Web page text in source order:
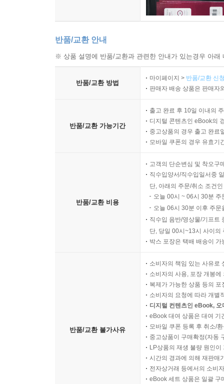
반품/교환 안내
※ 상품 설명에 반품/교환과 관련한 안내가 있는경우 아
반품/교환 방법
마이페이지 > 반품/교환 신
판매자 배송 상품은 판매자
반품/교환 가능기간
출고 완료 후 10일 이내의
디지털 콘텐츠인 eBook의
중고상품의 경우 출고 완료
모바일 쿠폰의 경우 유효기
반품/교환 비용
고객의 단순변심 및 착오구
직수입양서/직수입일서중
단, 아래의 주문/취소 조건
오늘 00시 ~ 06시 30분
오늘 06시 30분 이후 주
직수입 음반/영상물/기프트
단, 당일 00시~13시 사이의
박스 포장은 택배 배송이
반품/교환 불가사유
소비자의 책임 있는 사유로
소비자의 사용, 포장 개봉
복제가 가능한 상품 등의
소비자의 요청에 따라 개별
디지털 컨텐츠인 eBook,
eBook 대여 상품은 대여 기
모바일 쿠폰 등록 후 취소/
중고상품이 구매확정(자동
LP상품의 재생 불량 원인
시간의 경과에 의해 재판매
전자상거래 등에서의 소비
eBook 세트 상품은 일괄 구